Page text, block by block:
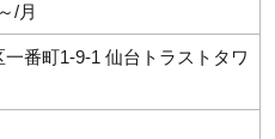
/月
番町1-9-1 仙台トラストタワ